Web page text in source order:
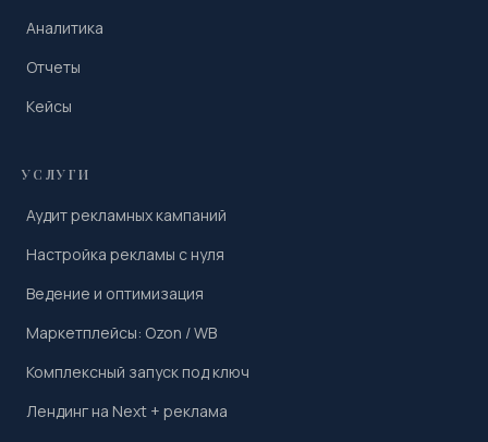
Аналитика
Отчеты
Кейсы
УСЛУГИ
Аудит рекламных кампаний
Настройка рекламы с нуля
Ведение и оптимизация
Маркетплейсы: Ozon / WB
Комплексный запуск под ключ
Лендинг на Next + реклама